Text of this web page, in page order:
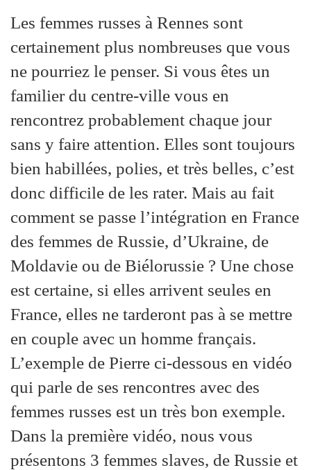
Les femmes russes à Rennes sont
certainement plus nombreuses que vous
ne pourriez le penser. Si vous êtes un
familier du centre-ville vous en
rencontrez probablement chaque jour
sans y faire attention. Elles sont toujours
bien habillées, polies, et très belles, c’est
donc difficile de les rater. Mais au fait
comment se passe l’intégration en France
des femmes de Russie, d’Ukraine, de
Moldavie ou de Biélorussie ? Une chose
est certaine, si elles arrivent seules en
France, elles ne tarderont pas à se mettre
en couple avec un homme français.
L’exemple de Pierre ci-dessous en vidéo
qui parle de ses rencontres avec des
femmes russes est un très bon exemple.
Dans la première vidéo, nous vous
présentons 3 femmes slaves, de Russie et